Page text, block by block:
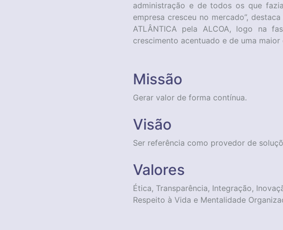
administração e de todos os que
empresa cresceu no mercado”,
ATLÂNTICA pela ALCOA, logo na
crescimento acentuado e de uma
Missão
Gerar valor de forma contínua.
Visão
Ser referência como provedor de
Valores
Ética, Transparência, Integração,
Respeito à Vida e Mentalidade